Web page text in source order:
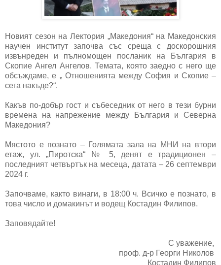
Новият сезон на Лектория „Македония“ на Македонския
научен институт започва със среща с доскорошния
извънреден и пълномощен посланик на България в
Скопие Ангел Ангелов. Темата, която заедно с него ще
обсъждаме, е „ Отношенията между София и Скопие –
сега накъде?“.
Какъв по-добър гост и събеседник от него в тези бурни
времена на напрежение между България и Северна
Македония?
Мястото е познато – Голямата зала на МНИ на втори
етаж, ул. „Пиротска“ № 5, денят е традиционен –
последният четвъртък на месеца, датата – 26 септември
2024 г.
Започваме, както винаги, в 18:00 ч. Всичко е познато, в
това число и домакинът и водещ Костадин Филипов.
Заповядайте!
С уважение,
проф. д-р Георги Николов
Костадин Филипов